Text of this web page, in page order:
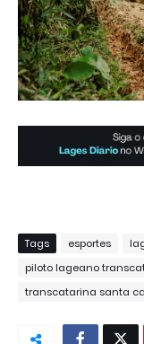
Tags esportes
piloto lageano
transcatarina santa